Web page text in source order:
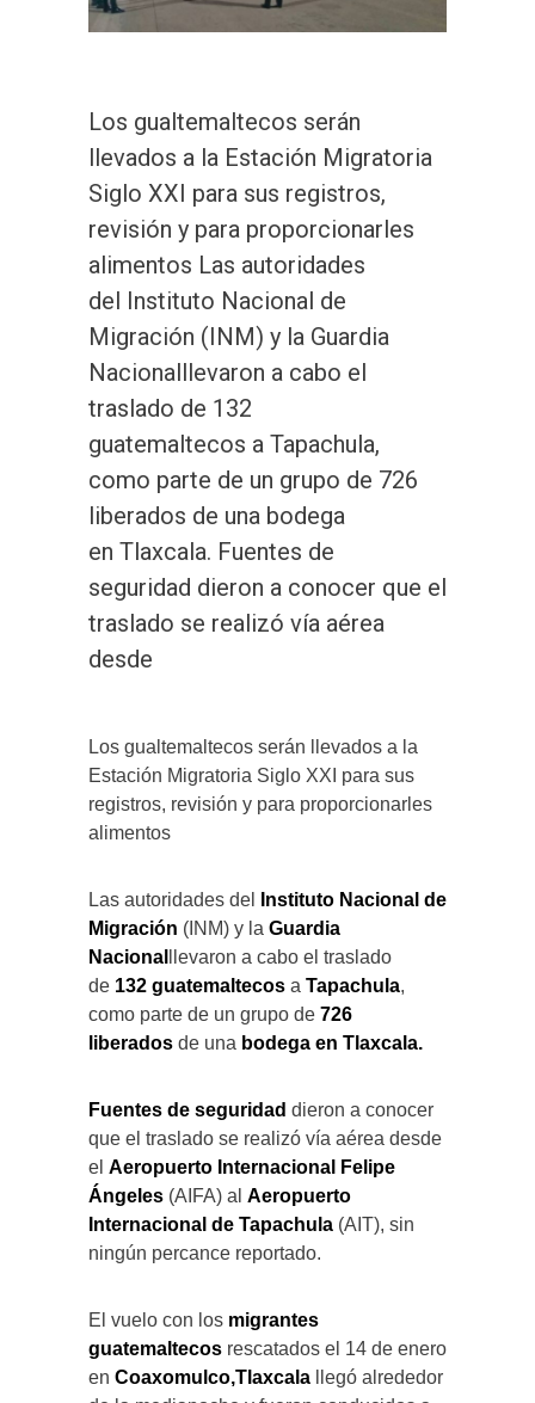
Los gualtemaltecos serán
llevados a la Estación Migratoria
Siglo XXI para sus registros,
revisión y para proporcionarles
alimentos Las autoridades
del Instituto Nacional de
Migración (INM) y la Guardia
Nacionalllevaron a cabo el
traslado de 132
guatemaltecos a Tapachula,
como parte de un grupo de 726
liberados de una bodega
en Tlaxcala. Fuentes de
seguridad dieron a conocer que el
traslado se realizó vía aérea
desde
Los gualtemaltecos serán llevados a la
Estación Migratoria Siglo XXI para sus
registros, revisión y para proporcionarles
alimentos
Las autoridades del
Instituto Nacional de
Migración (INM) y la Guardia
Nacional
llevaron a cabo el traslado
de 132 guatemaltecos a Tapachula,
como parte de un grupo de 726
liberados de una bodega en Tlaxcala.
Fuentes de seguridad dieron a conocer
que el traslado se realizó vía aérea desde
el Aeropuerto Internacional Felipe
Ángeles (AIFA) al Aeropuerto
Internacional de Tapachula (AIT), sin
ningún percance reportado.
El vuelo con los migrantes
guatemaltecos rescatados el 14 de enero
en Coaxomulco,Tlaxcala
llegó alrededor